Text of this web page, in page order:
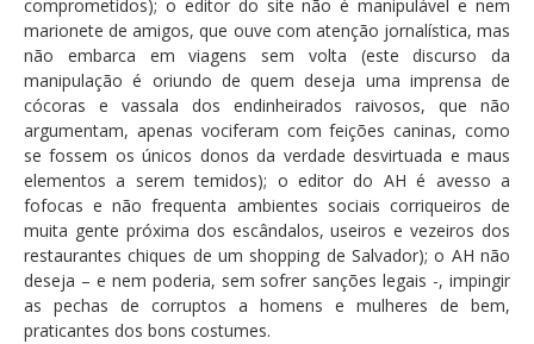
comprometidos); o editor do site não é manipulável e nem
marionete de amigos, que ouve com atenção jornalística, mas
não embarca em viagens sem volta (este discurso da
manipulação é oriundo de quem deseja uma imprensa de
cócoras e vassala dos endinheirados raivosos, que não
argumentam, apenas vociferam com feições caninas, como
se fossem os únicos donos da verdade desvirtuada e maus
elementos a serem temidos); o editor do AH é avesso a
fofocas e não frequenta ambientes sociais corriqueiros de
muita gente próxima dos escândalos, useiros e vezeiros dos
restaurantes chiques de um shopping de Salvador); o AH não
deseja – e nem poderia, sem sofrer sanções legais -, impingir
as pechas de corruptos a homens e mulheres de bem,
praticantes dos bons costumes.